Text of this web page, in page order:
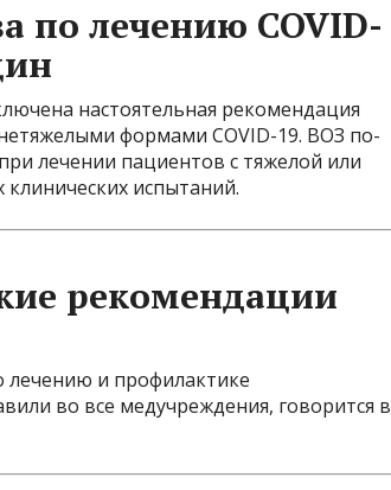
по лечению COVID-
настоятельная рекомендация
формами COVID-19. ВОЗ по-
лечении пациентов с тяжелой или
испытаний.
рекомендации
и профилактике
во все медучреждения, говорится в